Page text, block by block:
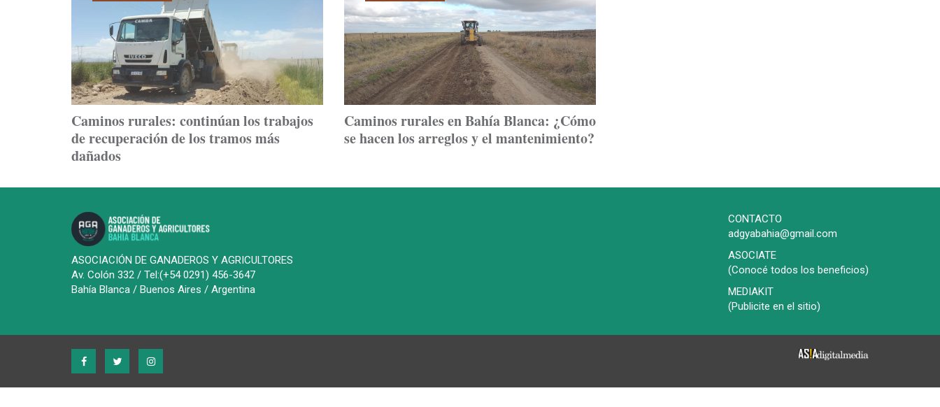
Caminos rurales: continúan los trabajos
de recuperación de los tramos más
dañados
Caminos rurales en Bahía Blanca: ¿Cómo
se hacen los arreglos y el mantenimiento?
ASOCIACIÓN DE GANADEROS Y AGRICULTORES
Av. Colón 332 / Tel:(+54 0291) 456-3647
Bahía Blanca / Buenos Aires / Argentina
CONTACTO
adgyabahia@gmail.com
ASOCIATE
(Conocé todos los beneficios)
MEDIAKIT
(Publicite en el sitio)